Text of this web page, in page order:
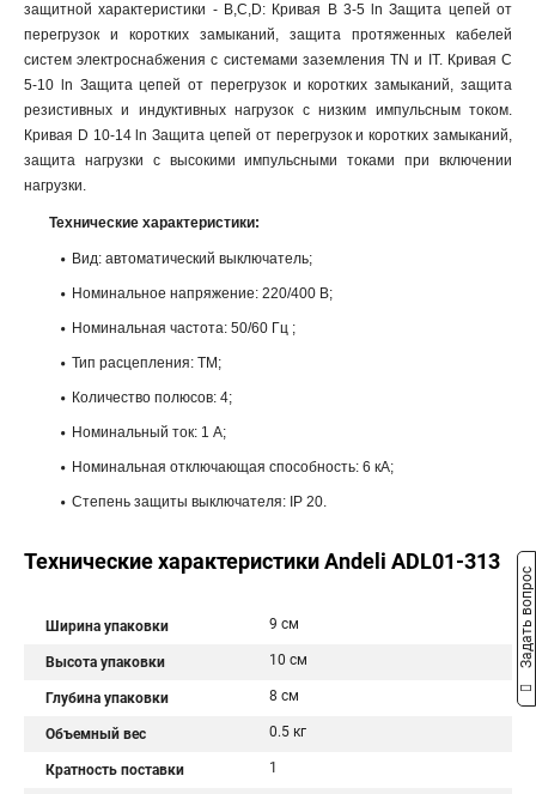
защитной характеристики - B,C,D: Кривая В 3-5 ln Защита цепей от
перегрузок и коротких замыканий, защита протяженных кабелей
систем электроснабжения с системами заземления TN и IT. Кривая С
5-10 ln Защита цепей от перегрузок и коротких замыканий, защита
резистивных и индуктивных нагрузок с низким импульсным током.
Кривая D 10-14 ln Защита цепей от перегрузок и коротких замыканий,
защита нагрузки с высокими импульсными токами при включении
нагрузки.
Технические характеристики:
Вид: автоматический выключатель;
Номинальное напряжение: 220/400 В;
Номинальная частота: 50/60 Гц ;
Тип расцепления: ТМ;
Количество полюсов: 4;
Номинальный ток: 1 A;
Номинальная отключающая способность: 6 кА;
Степень защиты выключателя: IP 20.
Технические характеристики Andeli ADL01-313
Ширина упаковки 9 см
Высота упаковки 10 см
Глубина упаковки 8 см
Объемный вес 0.5 кг
Кратность поставки 1
Задать вопрос